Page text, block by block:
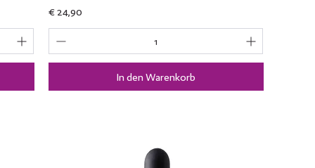
Preis
€ 24,90
In den Warenkorb